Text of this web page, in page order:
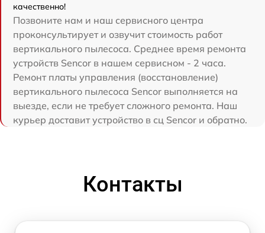
качественно!
Позвоните нам и наш сервисного центра
проконсультирует и озвучит стоимость работ
вертикального пылесоса. Среднее время ремонта
устройств Sencor в нашем сервисном - 2 часа.
Ремонт платы управления (восстановление)
вертикального пылесоса Sencor выполняется на
выезде, если не требует сложного ремонта. Наш
курьер доставит устройство в сц Sencor и обратно.
Контакты